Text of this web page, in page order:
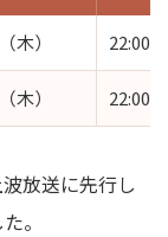
木） 22:00～
木） 22:00～
放送に先行し
。